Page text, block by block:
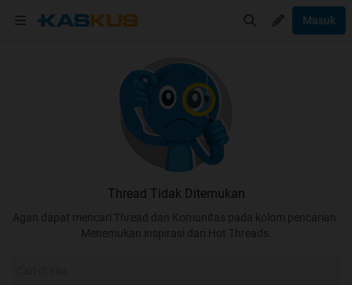
Masuk
Thread Tidak Ditemukan
Agan dapat mencari Thread dan Komunitas pada kolom pencarian.
Menemukan inspirasi dari Hot Threads.